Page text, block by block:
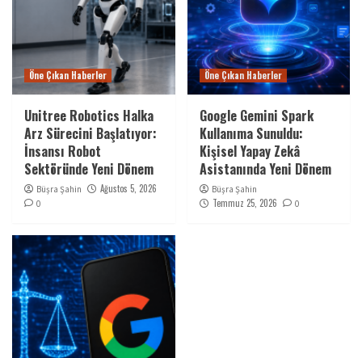
Öne Çıkan Haberler
Unitree Robotics Halka
Arz Sürecini Başlatıyor:
İnsansı Robot
Sektöründe Yeni Dönem
Büşra Şahin Ağustos 5, 2026
0
Öne Çıkan Haberler
Google Gemini Spark
Kullanıma Sunuldu:
Kişisel Yapay Zekâ
Asistanında Yeni Dönem
Büşra Şahin
Temmuz 25, 2026 0